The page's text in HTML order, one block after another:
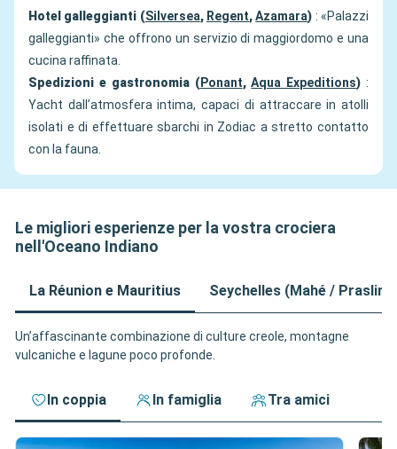
Hotel galleggianti (Silversea, Regent,Azamara) : «Palazzi
galleggianti» che offrono un servizio di maggiordomo e una
cucina raffinata.
Spedizioni e gastronomia (Ponant,Aqua Expeditions) :
Yacht dall’atmosfera intima, capaci di attraccare in atolli
isolati e di effettuare sbarchi in Zodiac a stretto contatto
con la fauna.
Le migliori esperienze per la vostra crociera
nell'Oceano Indiano
La Réunion e Mauritius Seychelles (Mahé / Praslin)
Un’affascinante combinazione di culture creole, montagne
vulcaniche e lagune poco profonde.
In coppia In famiglia Tra amici